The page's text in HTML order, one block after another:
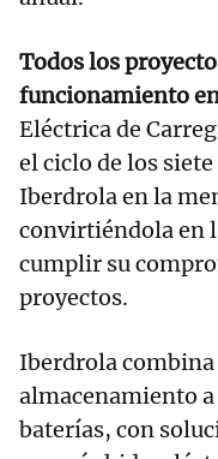
Todos los
funcionamiento
Eléctrica de
el ciclo de los
Iberdrola en la
convirtiéndola en
cumplir su
proyectos.
Iberdrola
almacenamiento
baterías, con